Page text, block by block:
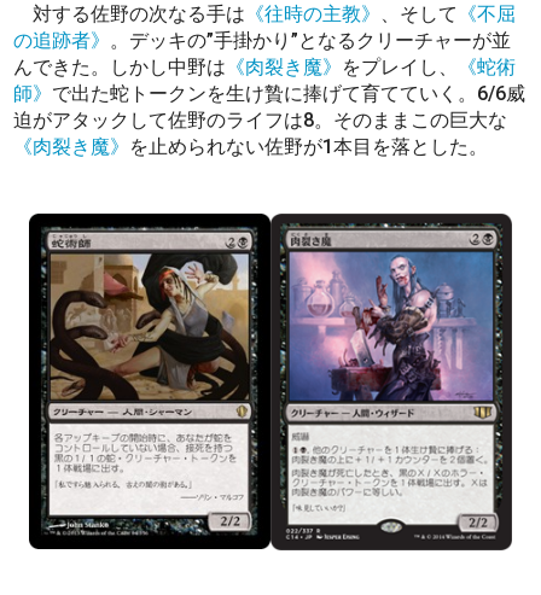
対する佐野の次なる手は 《往時の主教》 、そして 《不屈
の追跡者》 。デッキの”手掛かり”となるクリーチャーが並
んできた。しかし中野は 《肉裂き魔》 をプレイし、
《蛇術
師》 で出た蛇トークンを生け贄に捧げて育てていく。6/6威
迫がアタックして佐野のライフは8。そのままこの巨大な
《肉裂き魔》 を止められない佐野が1本目を落とした。